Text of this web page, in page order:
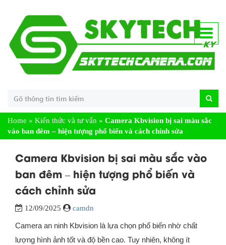
Home » Kiến thức và tư vấn » Camera Kbvision bị sai màu sắc
vào ban đêm – hiện tượng phổ biến và cách chỉnh sửa
Camera Kbvision bị sai màu sắc vào
ban đêm – hiện tượng phổ biến và
cách chỉnh sửa
12/09/2025 camdn
Camera an ninh Kbvision là lựa chọn phổ biến nhờ chất
lượng hình ảnh tốt và độ bền cao. Tuy nhiên, không ít